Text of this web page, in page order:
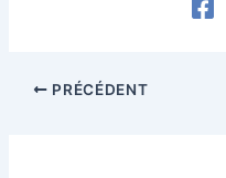
PRÉCÉDENT